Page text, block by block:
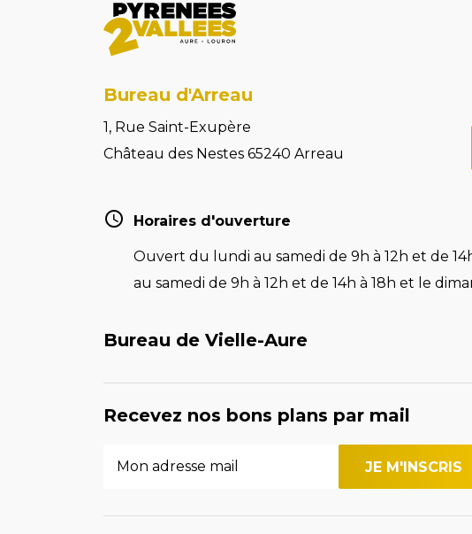
Bureau d'Arreau
1, Rue Saint-Exupère
Château des Nestes 65240 Arreau
Horaires d'ouverture
Ouvert du lundi au samedi de 9h à 12h et de
au samedi de 9h à 12h et de 14h à 18h et le
Bureau de Vielle-Aure
Recevez nos bons plans par mail